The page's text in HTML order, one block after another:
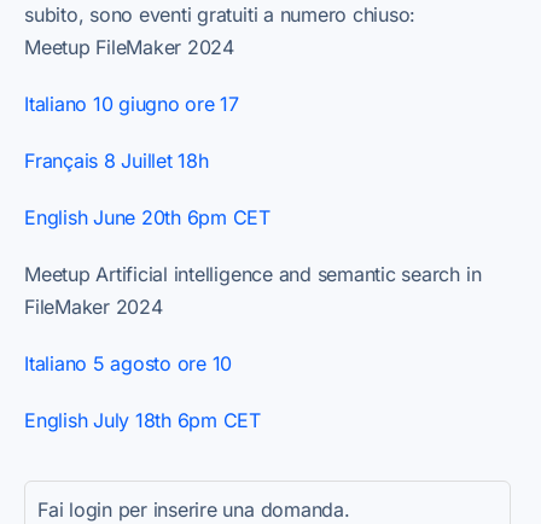
subito, sono eventi gratuiti a numero chiuso:
Meetup FileMaker 2024
Italiano 10 giugno ore 17
Français 8 Juillet 18h
English June 20th 6pm CET
Meetup Artificial intelligence and semantic search in
FileMaker 2024
Italiano 5 agosto ore 10
English July 18th 6pm CET
Fai login per inserire una domanda.